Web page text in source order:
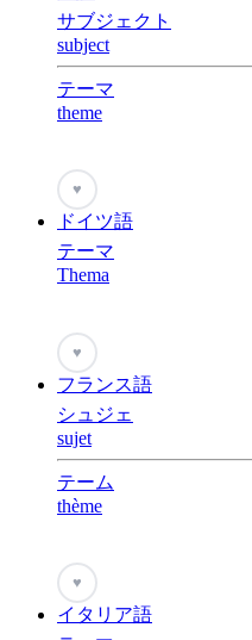
サブジェクト
subject
テーマ
theme
♥
ドイツ語
テーマ
Thema
♥
フランス語
シュジェ
sujet
テーム
thème
♥
イタリア語